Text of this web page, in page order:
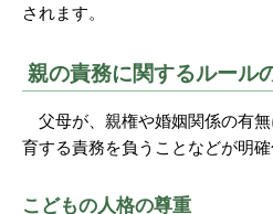
されます。
親の責務に関するルール
父母が、親権や婚姻関係の有
育する責務を負うことなどが明確
こどもの人格の尊重